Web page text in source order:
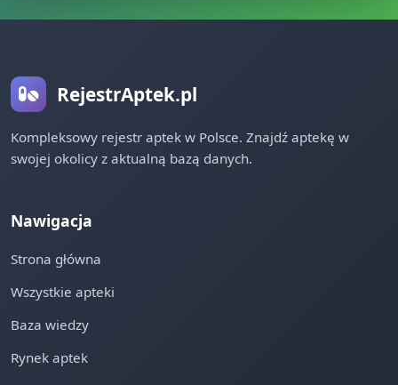
RejestrAptek.pl
Kompleksowy rejestr aptek w Polsce. Znajdź aptekę w
swojej okolicy z aktualną bazą danych.
Nawigacja
Strona główna
Wszystkie apteki
Baza wiedzy
Rynek aptek